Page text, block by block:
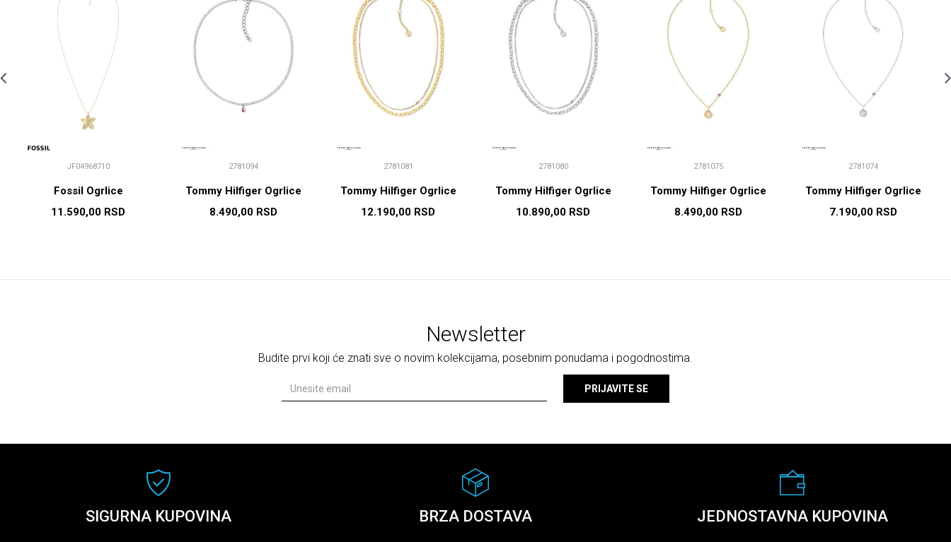
JF04968710
Fossil Ogrlice
11.590,00 RSD
2781094
Tommy Hilfiger Ogrlice
8.490,00 RSD
2781081
Tommy Hilfiger Ogrlice
12.190,00 RSD
2781080
Tommy Hilfiger Ogrlice
10.890,00 RSD
2781075
Tommy Hilfiger Ogrlice
8.490,00 RSD
2781074
Tommy Hilfiger Ogrlice
7.190,00 RSD
Newsletter
Budite prvi koji će znati sve o novim kolekcijama, posebnim ponudama i pogodnostima.
PRIJAVITE SE
SIGURNA KUPOVINA BRZA DOSTAVA JEDNOSTAVNA KUPOVINA